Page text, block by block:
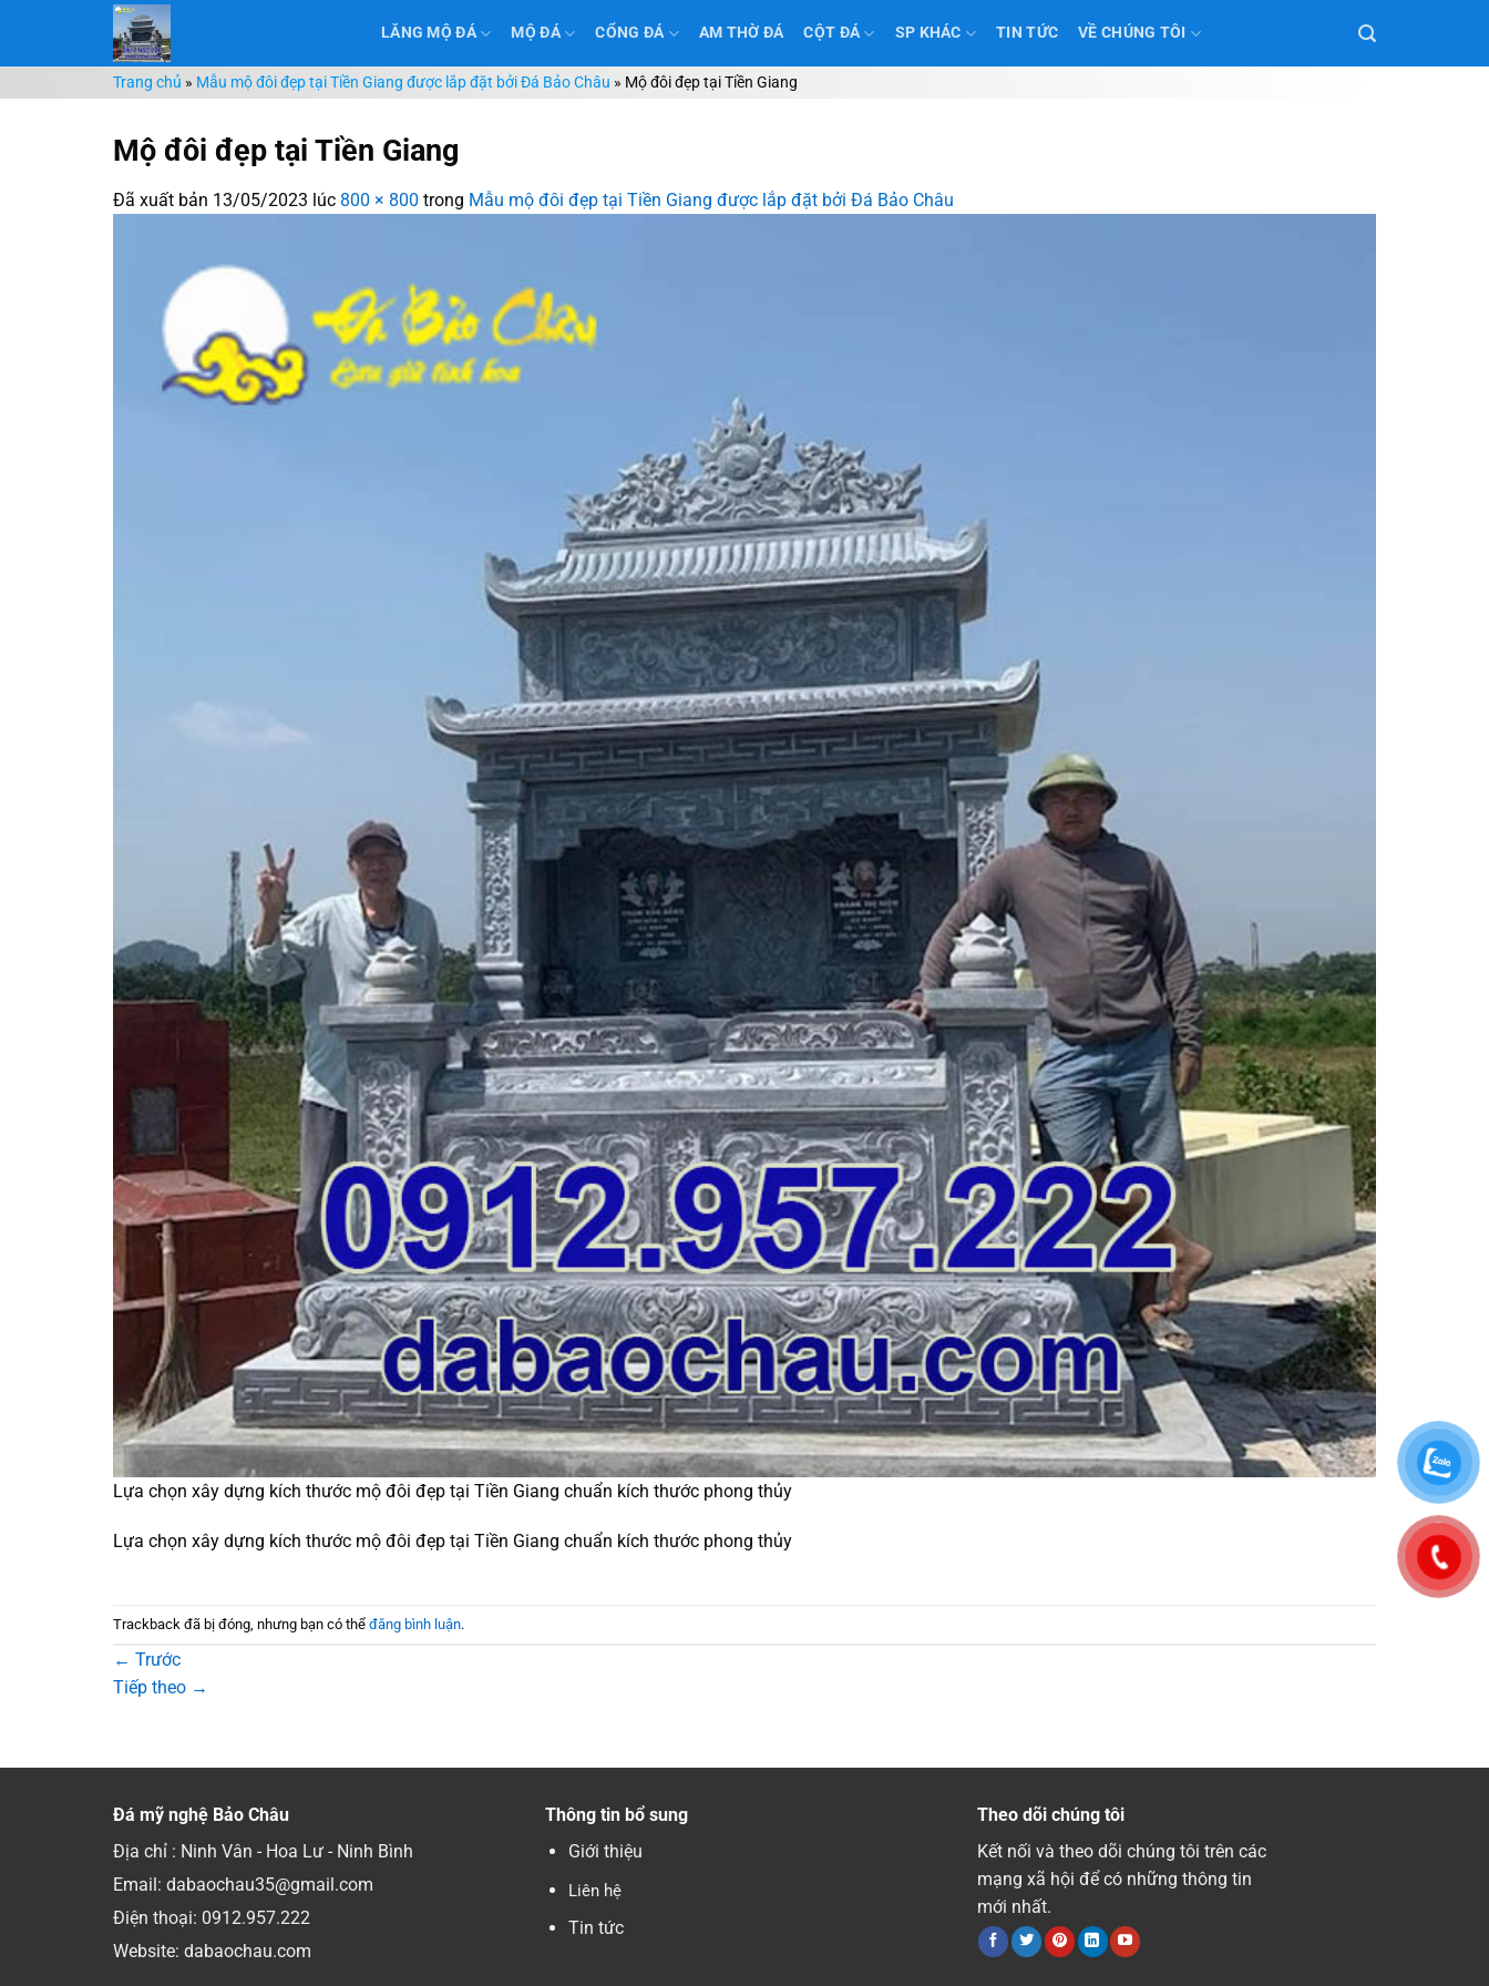
nội
dung
LĂNG MỘ ĐÁ MỘ ĐÁ CỔNG ĐÁ AM THỜ ĐÁ CỘT ĐÁ SP KHÁC TIN TỨC VỀ CHÚNG TÔI
Trang chủ » Mẫu mộ đôi đẹp tại Tiền Giang được lắp đặt bởi Đá Bảo Châu » Mộ đôi đẹp tại Tiền Giang
Mộ đôi đẹp tại Tiền Giang
Đã xuất bản 13/05/2023 lúc 800 × 800 trong Mẫu mộ đôi đẹp tại Tiền Giang được lắp đặt bởi Đá Bảo Châu
Lựa chọn xây dựng kích thước mộ đôi đẹp tại Tiền Giang chuẩn kích thước phong thủy
Lựa chọn xây dựng kích thước mộ đôi đẹp tại Tiền Giang chuẩn kích thước phong thủy
Trackback đã bị đóng, nhưng bạn có thể đăng bình luận.
← Trước
Tiếp theo →
Đá mỹ nghệ Bảo Châu
Địa chỉ : Ninh Vân - Hoa Lư - Ninh Bình
Email: dabaochau35@gmail.com
Điện thoại: 0912.957.222
Website: dabaochau.com
Thông tin bổ sung
Giới thiệu
Liên hệ
Tin tức
Theo dõi chúng tôi
Kết nối và theo dõi chúng tôi trên các
mạng xã hội để có những thông tin
mới nhất.